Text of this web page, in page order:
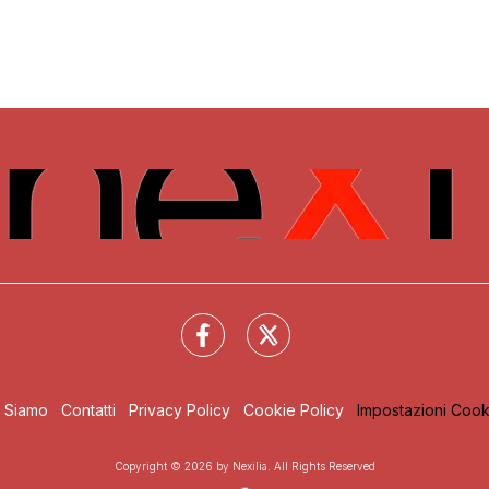
Siamo Contatti Privacy Policy Cookie Policy Impostazioni
Copyright © 2026 by Nexilia. All Rights Reserved